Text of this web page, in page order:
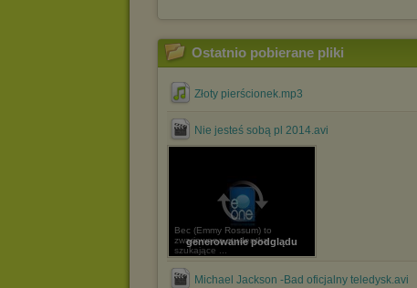
Ostatnio pobierane pliki
Złoty pierścionek.mp3
Nie jesteś sobą pl 2014.avi
generowanie podglądu
Bec (Emmy Rossum) to
zwariowana studentka
szukające ...
Michael Jackson -Bad oficjalny teledysk.avi